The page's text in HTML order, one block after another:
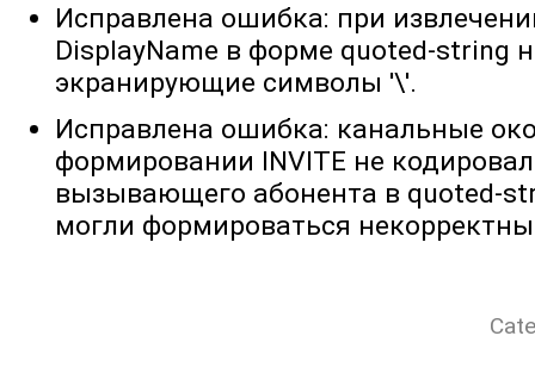
Исправлена ошибка: при
DisplayName в форме quoted-string
экранирующие символы '\'.
Исправлена ошибка: канальные
формировании INVITE не
вызывающего абонента в quoted-
могли формироваться